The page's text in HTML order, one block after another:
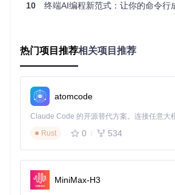
境变量配置问题。特别是跨平台部署时，
OpenCode提供了三种经过充分测试的安
上的开发环境：
容器化安装（推荐）
docker run -it --rm -v $PWD
# macOS
brew install opencode
10 终端AI编程新范式：让你的命令行
热门项目推荐相关项目推荐
atomcode
Rust
0 534
MiniMax-H3